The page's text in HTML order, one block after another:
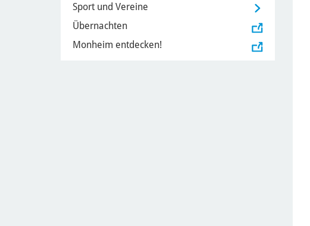
Sport und Vereine
Übernachten
Monheim entdecken!